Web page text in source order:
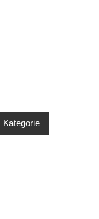
Kategorie